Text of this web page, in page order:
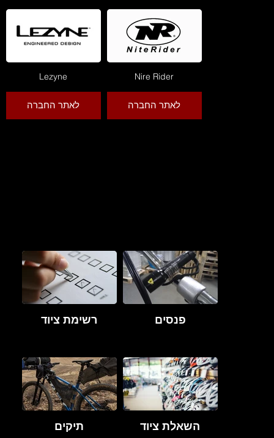
Lezyne
לאתר החברה
Nire Rider
לאתר החברה
רשימת ציוד פנסים
תיקים השאלת ציוד